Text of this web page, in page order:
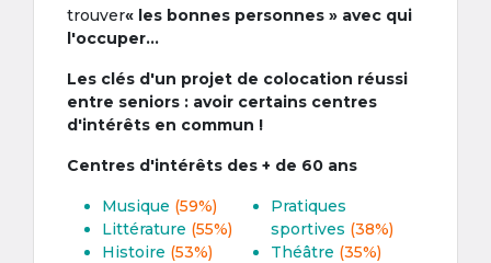
trouver« les bonnes personnes » avec qui
l'occuper...
Les clés d'un projet de colocation réussi
entre seniors : avoir certains centres
d'intérêts en commun !
Centres d'intérêts des + de 60 ans
Musique (59%)
Littérature (55%)
Histoire (53%)
Pratiques
sportives (38%)
Théâtre (35%)